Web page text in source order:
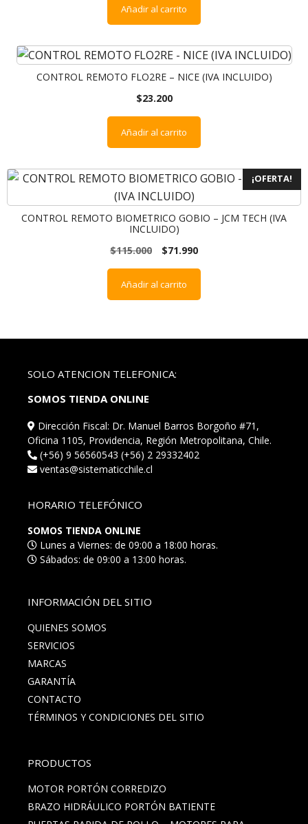
Añadir al carrito
CONTROL REMOTO FLO2RE – NICE (IVA INCLUIDO)
$23.200
Añadir al carrito
¡OFERTA!
CONTROL REMOTO BIOMETRICO GOBIO – JCM TECH (IVA
INCLUIDO)
$115.000 $71.990
Añadir al carrito
SOLO ATENCION TELEFONICA:
SOMOS TIENDA ONLINE
Dirección Fiscal: Dr. Manuel Barros Borgoño #71,
Oficina 1105, Providencia, Región Metropolitana, Chile.
(+56) 9 56560543 (+56) 2 29332402
ventas@sistematicchile.cl
HORARIO TELEFÓNICO
SOMOS TIENDA ONLINE
Lunes a Viernes: de 09:00 a 18:00 horas.
Sábados: de 09:00 a 13:00 horas.
INFORMACIÓN DEL SITIO
QUIENES SOMOS
SERVICIOS
MARCAS
GARANTÍA
CONTACTO
TÉRMINOS Y CONDICIONES DEL SITIO
PRODUCTOS
MOTOR PORTÓN CORREDIZO
BRAZO HIDRÁULICO PORTÓN BATIENTE